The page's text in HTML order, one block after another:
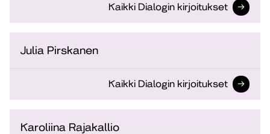
Kaikki Dialogin kirjoitukset
Julia Pirskanen
Kaikki Dialogin kirjoitukset
Karoliina Rajakallio